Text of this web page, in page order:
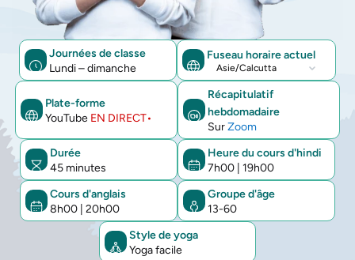
Journées de classe
Lundi – dimanche
Fuseau horaire actuel
Fuseau
horaire
actuel
Plate-forme
YouTube EN DIRECT•
Récapitulatif
hebdomadaire
SurZoom
Durée
45 minutes
Heure du cours d'hindi
7h00 19h00
Cours d'anglais
8h00 |20h00
Groupe d'âge
13-60
Style de yoga
Yoga facile